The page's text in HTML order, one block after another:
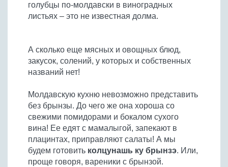
Другие заготовки
Пельмени, вареники
Макароны
Бобовые
голубцы по-молдавски в виноградных
листьях – это не известная долма.
А сколько еще мясных и овощных блюд,
закусок, солений, у которых и собственных
названий нет!
Молдавскую кухню невозможно представить
без брынзы. До чего же она хороша со
свежими помидорами и бокалом сухого
вина! Ее едят с мамалыгой, запекают в
плацинтах, приправляют салаты! А мы
будем готовить колцунашь ку брынзэ. Или,
проще говоря, вареники с брынзой.